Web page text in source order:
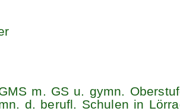
m. GS u. gymn.
d. berufl. Schulen in